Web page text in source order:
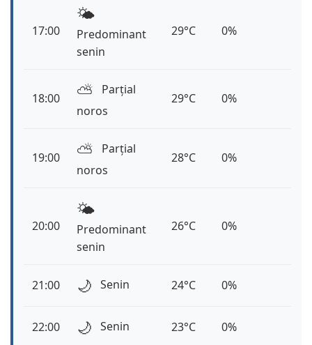
17:00
🌤️
Predominant
senin
29°C 0%
18:00 ⛅️
Parțial
noros
29°C 0%
19:00 ⛅️
Parțial
noros
28°C 0%
20:00
🌤️
Predominant
senin
26°C 0%
21:00 🌙 Senin 24°C 0%
22:00 🌙 Senin 23°C 0%